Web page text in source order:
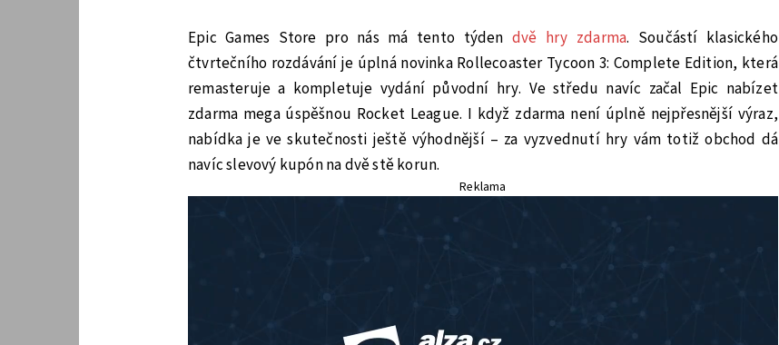
Epic Games Store pro nás má tento týden dvě hry zdarma. Součástí klasického
čtvrtečního rozdávání je úplná novinka Rollecoaster Tycoon 3: Complete Edition, která
remasteruje a kompletuje vydání původní hry. Ve středu navíc začal Epic nabízet
zdarma mega úspěšnou Rocket League. I když zdarma není úplně nejpřesnější výraz,
nabídka je ve skutečnosti ještě výhodnější – za vyzvednutí hry vám totiž obchod dá
navíc slevový kupón na dvě stě korun.
Reklama